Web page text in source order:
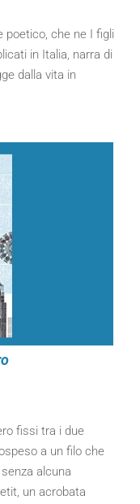
poetico, che ne I figli
in Italia, narra di
dalla vita in
fissi tra i due
a un filo che
alcuna
un acrobata